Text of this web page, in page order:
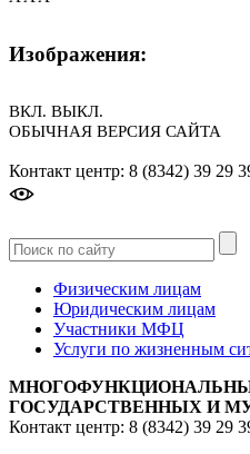
Изображения:
ВКЛ. ВЫКЛ.
ОБЫЧНАЯ ВЕРСИЯ САЙТА
Контакт центр: 8 (8342) 39 29
Физическим лицам
Юридическим лицам
Участники МФЦ
Услуги по жизненным
ГОСУДАРСТВЕННЫХ И
Контакт центр: 8 (8342) 39 29